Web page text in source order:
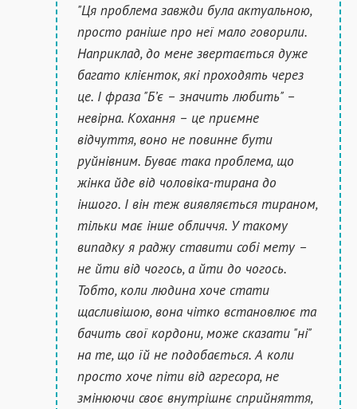
"Ця проблема завжди була актуальною,
просто раніше про неї мало говорили.
Наприклад, до мене звертається дуже
багато клієнток, які проходять через
це. І фраза "Б’є – значить любить" –
невірна. Кохання – це приємне
відчуття, воно не повинне бути
руйнівним. Буває така проблема, що
жінка йде від чоловіка-тирана до
іншого. І він теж виявляється тираном,
тільки має інше обличчя. У такому
випадку я раджу ставити собі мету –
не йти від чогось, а йти до чогось.
Тобто, коли людина хоче стати
щасливішою, вона чітко встановлює та
бачить свої кордони, може сказати "ні"
на те, що їй не подобається. А коли
просто хоче піти від агресора, не
змінюючи своє внутрішнє сприйняття,